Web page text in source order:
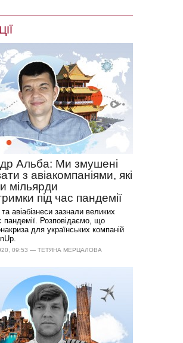
Альба: Ми змушені
з авіакомпаніями, які
мільярди
під час пандемії
авіабізнеси зазнали великих
пандемії. Розповідаємо, що
для українських компаній
09:53 — ТЕТЯНА МЕРЦАЛОВА